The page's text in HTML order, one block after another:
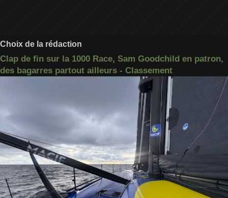
Choix de la rédaction
Clap de fin sur la 1000 Race, Sam Goodchild en patron,
des bagarres partout ailleurs - Classement